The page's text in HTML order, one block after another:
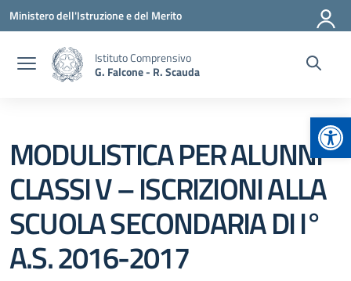
Vai ai contenuti
Vai al menu di navigazione
Vai al footer
Ministero dell'Istruzione e del Merito
Istituto Comprensivo
G. Falcone - R. Scauda
MODULISTICA PER ALUNNI
CLASSI V – ISCRIZIONI ALLA
SCUOLA SECONDARIA DI I°
A.S. 2016-2017